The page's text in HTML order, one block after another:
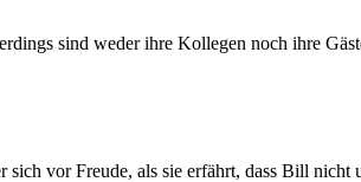
sind weder ihre Kollegen noch ihre
vor Freude, als sie erfährt, dass Bill